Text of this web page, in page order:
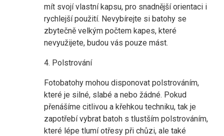
mít svojí vlastní kapsu, pro snadnější orientaci i
rychlejší použití. Nevybírejte si batohy se
zbytečně velkým počtem kapes, které
nevyužijete, budou vás pouze mást.
4. Polstrování
Fotobatohy mohou disponovat polstrováním,
které je silné, slabé a nebo žádné. Pokud
přenášíme citlivou a křehkou techniku, tak je
zapotřebí vybrat batoh s tlustším polstrováním,
které lépe tlumí otřesy při chůzi, ale také